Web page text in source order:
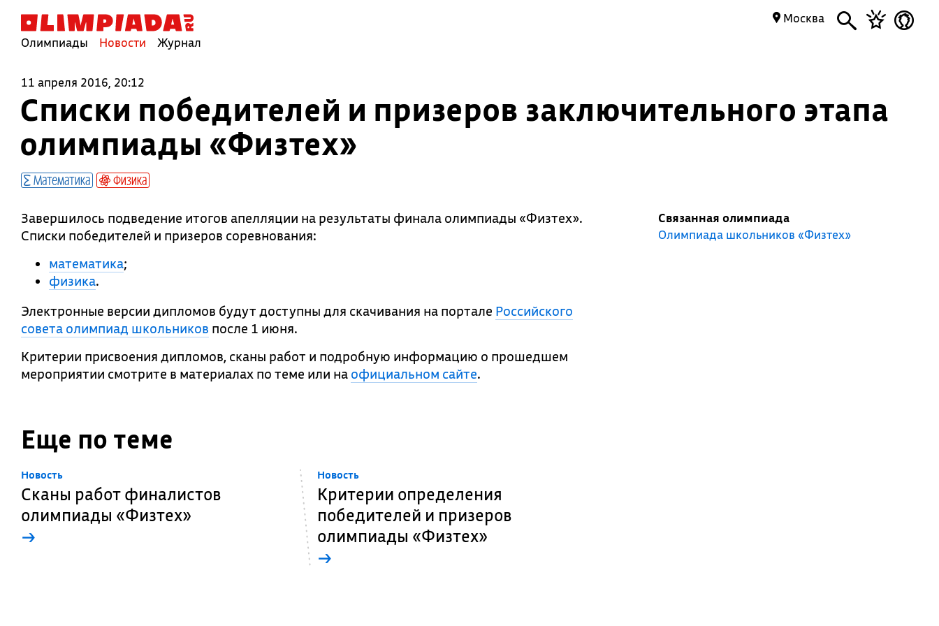
Олимпиады Новости Журнал
Москва
11 апреля 2016, 20:12
Списки победителей и призеров заключительного этапа
олимпиады «Физтех»
Математика Физика
Завершилось подведение итогов апелляции на результаты финала олимпиады «Физтех».
Списки победителей и призеров соревнования:
математика;
физика.
Электронные версии дипломов будут доступны для скачивания на портале Российского
совета олимпиад школьников после 1 июня.
Критерии присвоения дипломов, сканы работ и подробную информацию о прошедшем
мероприятии смотрите в материалах по теме или на официальном сайте.
Связанная олимпиада
Олимпиада школьников «Физтех»
Еще по теме
Новость
Сканы работ финалистов
олимпиады «Физтех»
→
Новость
Критерии определения
победителей и призеров
олимпиады «Физтех»
→